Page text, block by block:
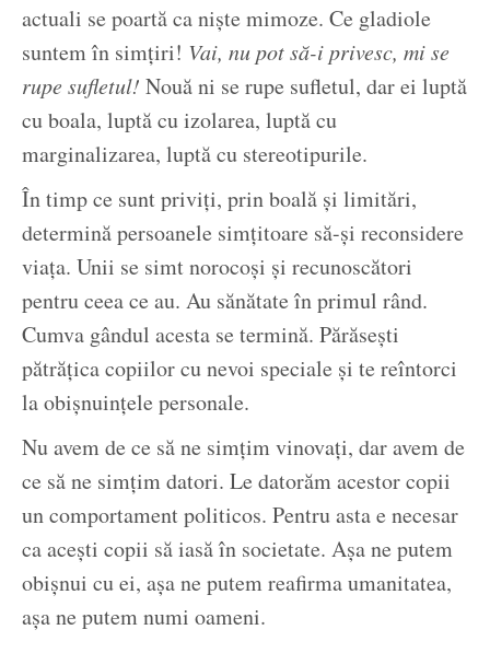
actuali se poartă ca niște mimoze. Ce gladiole
suntem în simțiri! Vai, nu pot să-i privesc, mi se
rupe sufletul! Nouă ni se rupe sufletul, dar ei luptă
cu boala, luptă cu izolarea, luptă cu
marginalizarea, luptă cu stereotipurile.
În timp ce sunt priviți, prin boală și limitări,
determină persoanele simțitoare să-și reconsidere
viața. Unii se simt norocoși și recunoscători
pentru ceea ce au. Au sănătate în primul rând.
Cumva gândul acesta se termină. Părăsești
pătrățica copiilor cu nevoi speciale și te reîntorci
la obișnuințele personale.
Nu avem de ce să ne simțim vinovați, dar avem de
ce să ne simțim datori. Le datorăm acestor copii
un comportament politicos. Pentru asta e necesar
ca acești copii să iasă în societate. Așa ne putem
obișnui cu ei, așa ne putem reafirma umanitatea,
așa ne putem numi oameni.